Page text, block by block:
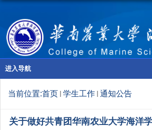
进入导航
当前位置:首页 学生工作 通知公告
关于做好共青团华南农业大学海洋